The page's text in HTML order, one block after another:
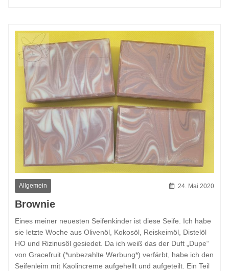
Allgemein 24. Mai 2020
Brownie
Eines meiner neuesten Seifenkinder ist diese Seife. Ich habe
sie letzte Woche aus Olivenöl, Kokosöl, Reiskeimöl, Distelöl
HO und Rizinusöl gesiedet. Da ich weiß das der Duft „Dupe“
von Gracefruit (*unbezahlte Werbung*) verfärbt, habe ich den
Seifenleim mit Kaolincreme aufgehellt und aufgeteilt. Ein Teil